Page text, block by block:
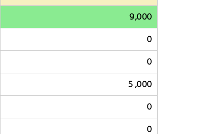
9,000
0
0
５,000
0
0